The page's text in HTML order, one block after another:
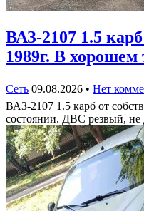
ВАЗ-2107 1.5
1989г. В хорошем
Сеть 09.08.2026 • Нет
ВАЗ-2107 1.5 карб от
состоянии. ДВС резвый,